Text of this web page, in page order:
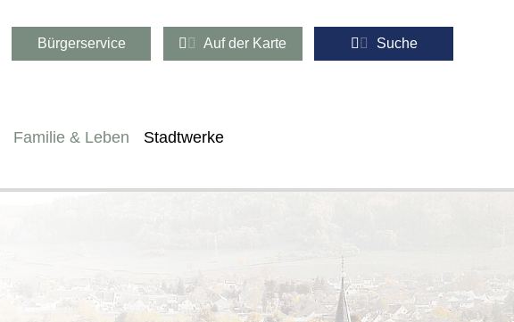
Bürgerservice Auf der Karte Suche
Familie & Leben Stadtwerke